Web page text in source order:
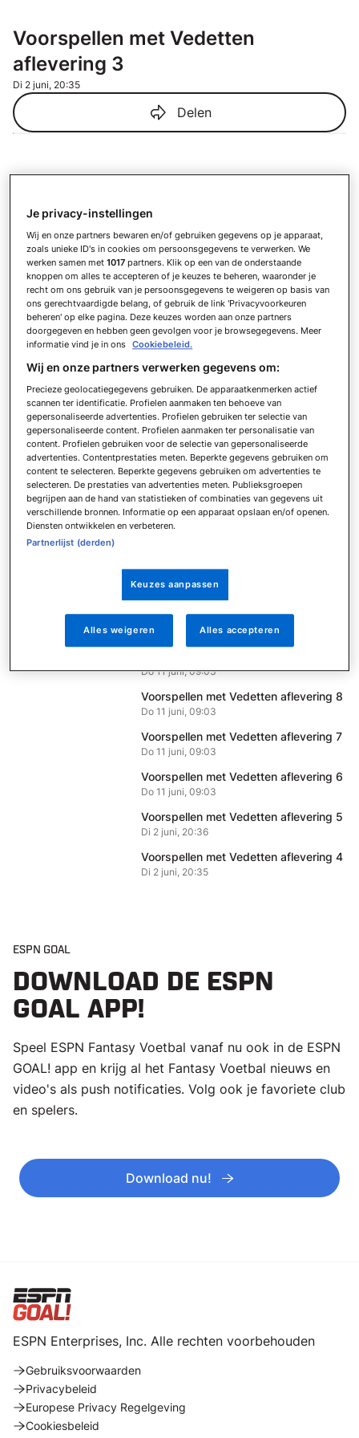
Voorspellen met Vedetten
aflevering 3
Di 2 juni, 20:35
Delen
Fantasy Voetbal aflevering 06
Fantasy Voetbal aflevering 05
Wo 5 augustus, 15:11
Fantasy Voetbal aflevering 04
Di 4 augustus, 16:26
Fantasy Voetbal aflevering 03
Ma 3 augustus, 19:55
Fantasy Voetbal aflevering 02
Zo 2 augustus, 19:07
Fantasy Voetbal aflevering 1
Di 14 juli, 21:56
Fantasy Voetbal Explainer
Di 14 juli, 21:56
Voorspellen met Vedetten aflevering
12
Do 11 juni, 09:04
Voorspellen met Vedetten aflevering
10
Do 11 juni, 09:04
Do 11 juni, 09:03
Voorspellen met Vedetten aflevering 8
Do 11 juni, 09:03
Voorspellen met Vedetten aflevering 7
Do 11 juni, 09:03
Voorspellen met Vedetten aflevering 6
Do 11 juni, 09:03
Voorspellen met Vedetten aflevering 5
Di 2 juni, 20:36
Voorspellen met Vedetten aflevering 4
Di 2 juni, 20:35
ESPN GOAL
DOWNLOAD DE ESPN
GOAL APP!
Speel ESPN Fantasy Voetbal vanaf nu ook in de ESPN
GOAL! app en krijg al het Fantasy Voetbal nieuws en
video's als push notificaties. Volg ook je favoriete club
en spelers.
Download nu!
ESPN Enterprises, Inc. Alle rechten voorbehouden
Gebruiksvoorwaarden
Privacybeleid
Europese Privacy Regelgeving
Cookiesbeleid
Je privacy-instellingen
Wij en onze partners bewaren en/of gebruiken gegevens op je apparaat,
zoals unieke ID's in cookies om persoonsgegevens te verwerken. We
werken samen met1017 partners. Klik op een van de onderstaande
knoppen om alles te accepteren of je keuzes te beheren, waaronder je
recht om ons gebruik van je persoonsgegevens te weigeren op basis van
ons gerechtvaardigde belang, of gebruik de link 'Privacyvoorkeuren
beheren' op elke pagina. Deze keuzes worden aan onze partners
doorgegeven en hebben geen gevolgen voor je browsegegevens. Meer
informatie vind je in ons Cookiebeleid.
Wij en onze partners verwerken gegevens om:
Precieze geolocatiegegevens gebruiken. De apparaatkenmerken actief
scannen ter identificatie. Profielen aanmaken ten behoeve van
gepersonaliseerde advertenties. Profielen gebruiken ter selectie van
gepersonaliseerde content. Profielen aanmaken ter personalisatie van
content. Profielen gebruiken voor de selectie van gepersonaliseerde
advertenties. Contentprestaties meten. Beperkte gegevens gebruiken om
content te selecteren. Beperkte gegevens gebruiken om advertenties te
selecteren. De prestaties van advertenties meten. Publieksgroepen
begrijpen aan de hand van statistieken of combinaties van gegevens uit
verschillende bronnen. Informatie op een apparaat opslaan en/of openen.
Diensten ontwikkelen en verbeteren.
Partnerlijst (derden)
Keuzes aanpassen
Alles weigeren Alles accepteren